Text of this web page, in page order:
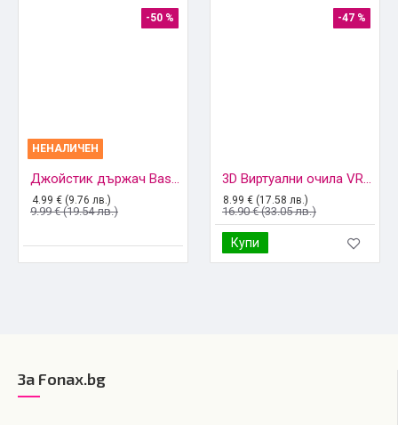
-50 %
НЕНАЛИЧЕН
Джойстик държач Baseus Red-Dot за игри, комплект 2 броя, Прозрачен
4.99 € (9.76 лв.)
9.99 € (19.54 лв.)
-47 %
3D Виртуални очила VR Box, с дистанционно, Бели
8.99 € (17.58 лв.)
16.90 € (33.05 лв.)
Купи
За Fonax.bg